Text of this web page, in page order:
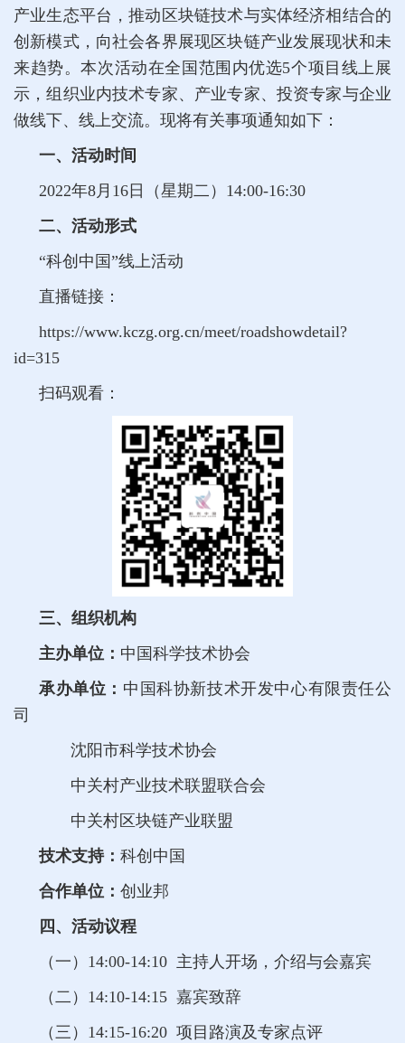
产业生态平台，推动区块链技术与实体经济相结合的
创新模式，向社会各界展现区块链产业发展现状和未
来趋势。本次活动在全国范围内优选5个项目线上展
示，组织业内技术专家、产业专家、投资专家与企业
做线下、线上交流。现将有关事项通知如下：
一、活动时间
2022年8月16日（星期二）14:00-16:30
二、活动形式
“科创中国”线上活动
直播链接：
https://www.kczg.org.cn/meet/roadshowdetail?
id=315
扫码观看：
三、组织机构
主办单位： 中国科学技术协会
承办单位： 中国科协新技术开发中心有限责任公
司
沈阳市科学技术协会
中关村产业技术联盟联合会
中关村区块链产业联盟
技术支持： 科创中国
合作单位： 创业邦
四、活动议程
（一）14:00-14:10 主持人开场，介绍与会嘉宾
（二）14:10-14:15 嘉宾致辞
（三 ）14:15-16:20 项目路演及专家点评